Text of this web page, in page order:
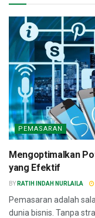
PEMASARAN
Mengoptimalkan
yang Efektif
BY RATIH INDAH NURLAILA
Pemasaran adalah
dunia bisnis. Tanpa